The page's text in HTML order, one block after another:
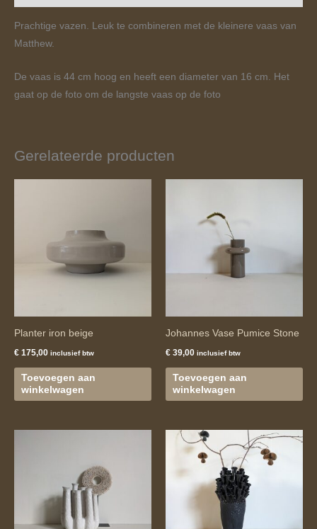
Prachtige vazen. Leuk te combineren met de kleinere vaas van
Matthew.
De vaas is 44 cm hoog en heeft een diameter van 16 cm. Het
gaat op de foto om de langste vaas op de foto
Gerelateerde producten
Planter iron beige
€ 175,00 inclusief btw
Toevoegen aan
winkelwagen
Johannes Vase Pumice Stone
€ 39,00 inclusief btw
Toevoegen aan
winkelwagen